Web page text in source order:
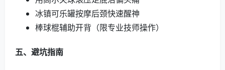
冰镇可乐罐按摩后颈快速醒神
棒球棍辅助开背（限专业技师操作）
五、避坑指南